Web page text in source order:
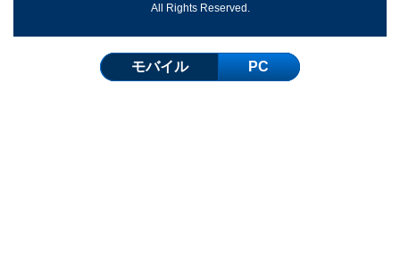
All Rights Reserved.
モバイル PC